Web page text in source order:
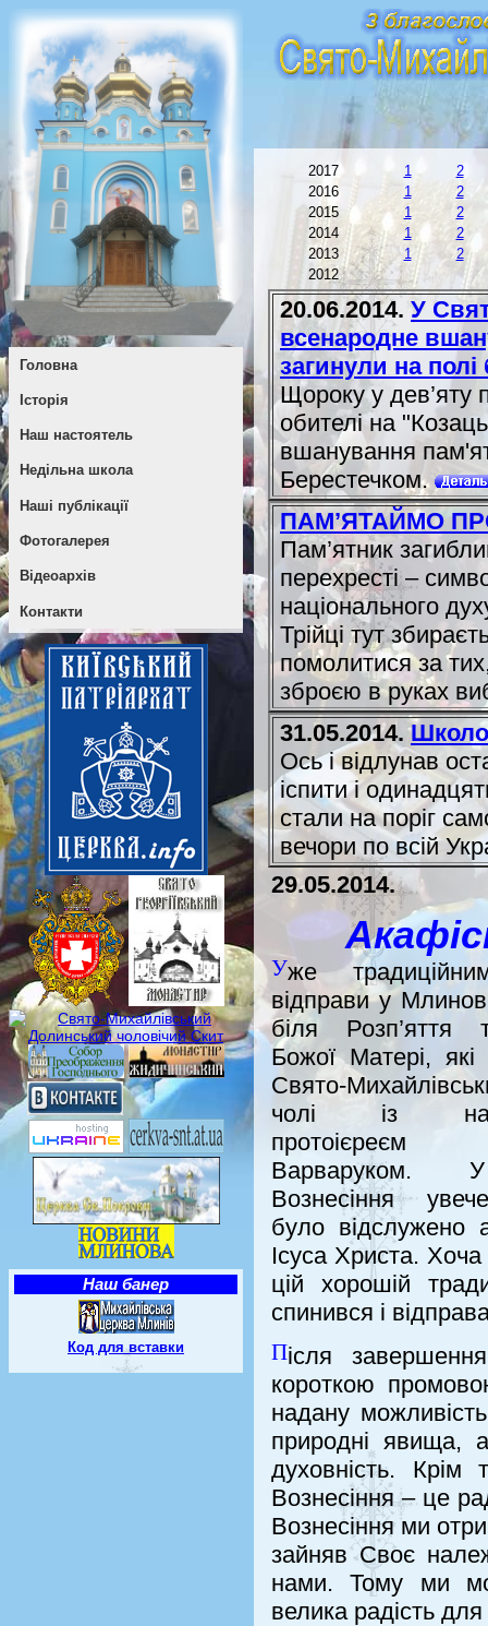
Головна
Історія
Наш настоятель
Недільна школа
Наші публікації
Фотогалерея
Відеоархів
Контакти
Наш банер
Код для вставки
2017 1
2
2016
1
2
2015
1
2
2014
1
2
2013
1
2
2012
20.06.2014. У
всенародне
загинули на
Щороку у дев’яту
обителі на
вшанування
Берестечком.
ПАМ’ЯТАЙМО
Пам’ятник
перехресті –
національного
Трійці тут
помолитися за
зброєю в руках
31.05.2014.
Ось і відлунав
іспити і
стали на поріг
вечори по всій
29.05.2014.
Уже
відправи у
біля Розп’яття
Божої Матері, які
Свято-
чолі із
протоієреєм
Варваруком.
Вознесіння
було відслужено
Ісуса Христа.
цій хорошій
спинився і
Після
короткою
надану
природні явища,
духовність. Крім
Вознесіння – це
Вознесіння ми
зайняв Своє
нами. Тому ми
велика радість для